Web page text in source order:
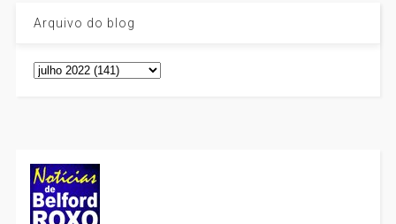
Arquivo do blog